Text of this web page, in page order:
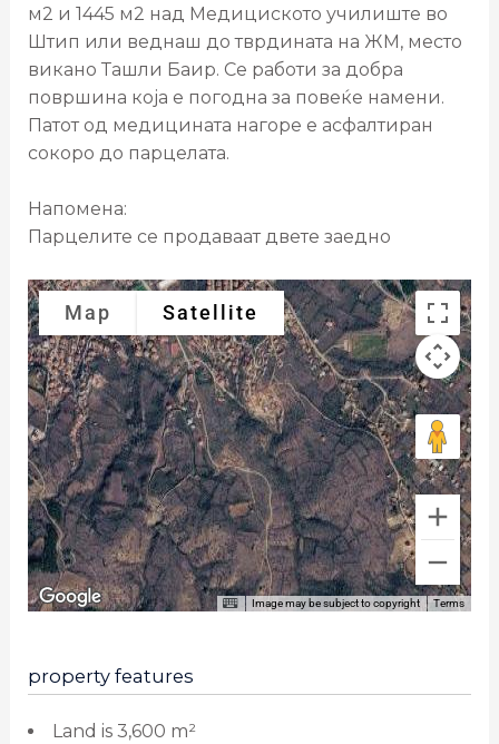
м2 и 1445 м2 над Медициското училиште во
Штип или веднаш до тврдината на ЖМ, место
викано Ташли Баир. Се работи за добра
површина која е погодна за повеќе намени.
Патот од медицината нагоре е асфалтиран
сокоро до парцелата.
Напомена:
Парцелите се продаваат двете заедно
Map Satellite
Image may be subject to copyright Terms
property features
Land is 3,600 m²